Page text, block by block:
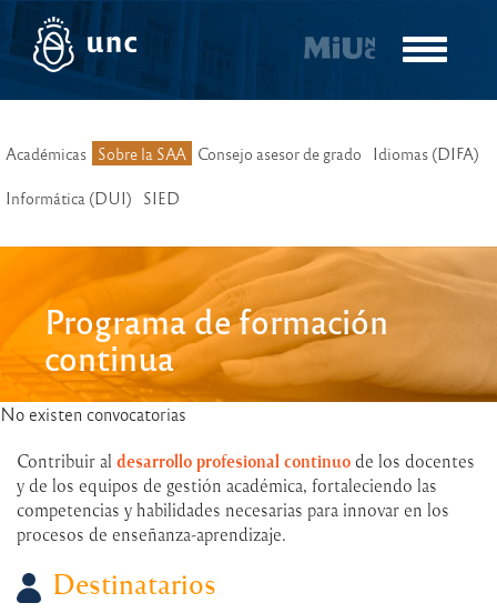
Pasar
contenido
Toggle
Académicas Sobre la SAA Consejo asesor de grado Idiomas (DIFA)
Informática (DUI) SIED
Programa de formación
continua
No existen convocatorias
Contribuir al desarrollo profesional continuo de los docentes
y de los equipos de gestión académica, fortaleciendo las
competencias y habilidades necesarias para innovar en los
procesos de enseñanza-aprendizaje.
Destinatarios